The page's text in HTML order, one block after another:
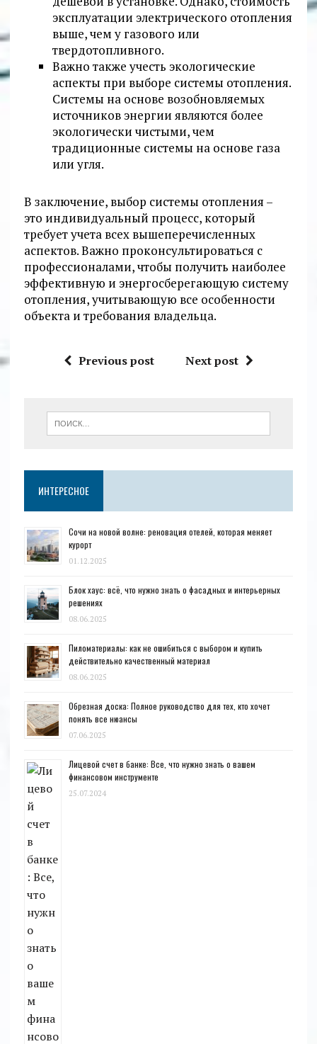
эксплуатации электрического отопления
выше, чем у газового или
твердотопливного.
Важно также учесть экологические
аспекты при выборе системы отопления.
Системы на основе возобновляемых
источников энергии являются более
экологически чистыми, чем
традиционные системы на основе газа
или угля.
В заключение, выбор системы отопления –
это индивидуальный процесс, который
требует учета всех вышеперечисленных
аспектов. Важно проконсультироваться с
профессионалами, чтобы получить наиболее
эффективную и энергосберегающую систему
отопления, учитывающую все особенности
объекта и требования владельца.
Previous post Next post
ИНТЕРЕСНОЕ
Сочи на новой волне: реновация отелей, которая меняет
курорт
01.12.2025
Блок хаус: всё, что нужно знать о фасадных и интерьерных
решениях
08.06.2025
Пиломатериалы: как не ошибиться с выбором и купить
действительно качественный материал
08.06.2025
Обрезная доска: Полное руководство для тех, кто хочет
понять все нюансы
07.06.2025
Лицевой счет в банке: Все, что нужно знать о вашем
финансовом инструменте
25.07.2024